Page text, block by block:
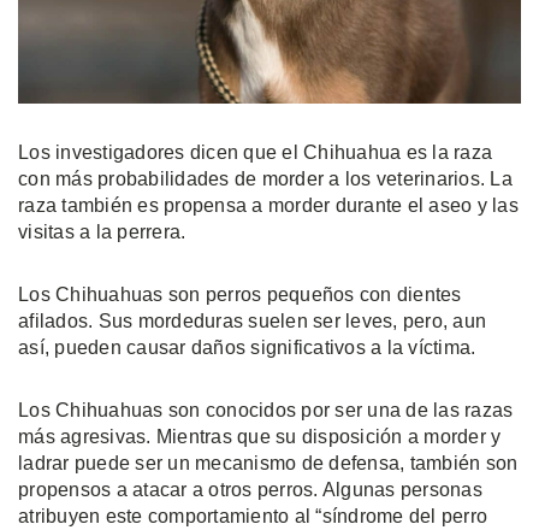
Los investigadores dicen que el Chihuahua es la raza
con más probabilidades de morder a los veterinarios. La
raza también es propensa a morder durante el aseo y las
visitas a la perrera.
Los Chihuahuas son perros pequeños con dientes
afilados. Sus mordeduras suelen ser leves, pero, aun
así, pueden causar daños significativos a la víctima.
Los Chihuahuas son conocidos por ser una de las razas
más agresivas. Mientras que su disposición a morder y
ladrar puede ser un mecanismo de defensa, también son
propensos a atacar a otros perros. Algunas personas
atribuyen este comportamiento al “síndrome del perro